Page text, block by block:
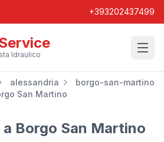
+393202437499
Idraulico
alessandria
borgo-san-martino
San Martino
Borgo San Martino